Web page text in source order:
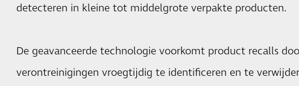
detecteren in kleine tot middelgrote verpakte producten.
De geavanceerde technologie voorkomt product recalls
verontreinigingen vroegtijdig te identificeren en te